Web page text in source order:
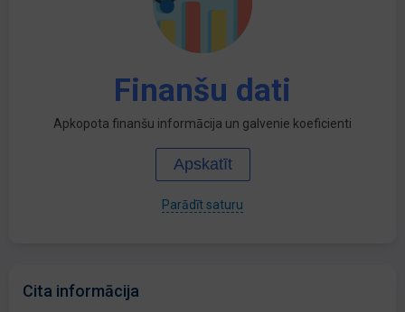
Finanšu dati
Apkopota finanšu informācija un galvenie koeficienti
Apskatīt
Parādīt saturu
Cita informācija